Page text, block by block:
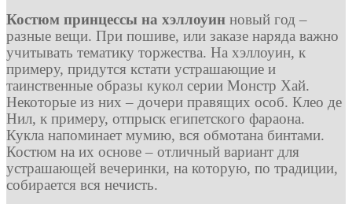
Костюм принцессы на хэллоуин новый год –
разные вещи. При пошиве, или заказе наряда важно
учитывать тематику торжества. На хэллоуин, к
примеру, придутся кстати устрашающие и
таинственные образы кукол серии Монстр Хай.
Некоторые из них – дочери правящих особ. Клео де
Нил, к примеру, отпрыск египетского фараона.
Кукла напоминает мумию, вся обмотана бинтами.
Костюм на их основе – отличный вариант для
устрашающей вечеринки, на которую, по традиции,
собирается вся нечисть.